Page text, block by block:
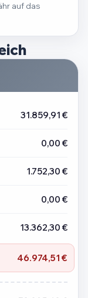
auf das
31.859,91 €
0,00 €
1.752,30 €
0,00 €
13.362,30 €
46.974,51 €